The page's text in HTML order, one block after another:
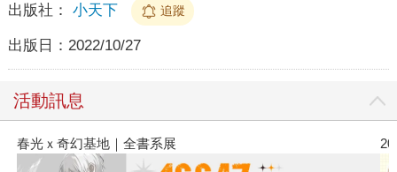
出版社： 小天下 追蹤
出版日： 2022/10/27
活動訊息
春光ｘ奇幻基地｜全書系展